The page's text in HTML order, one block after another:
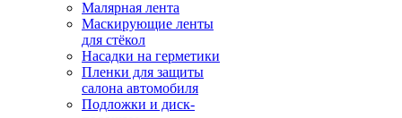
Малярная лента
Маскирующие ленты
для стёкол
Насадки на герметики
Пленки для защиты
салона автомобиля
Подложки и диск-